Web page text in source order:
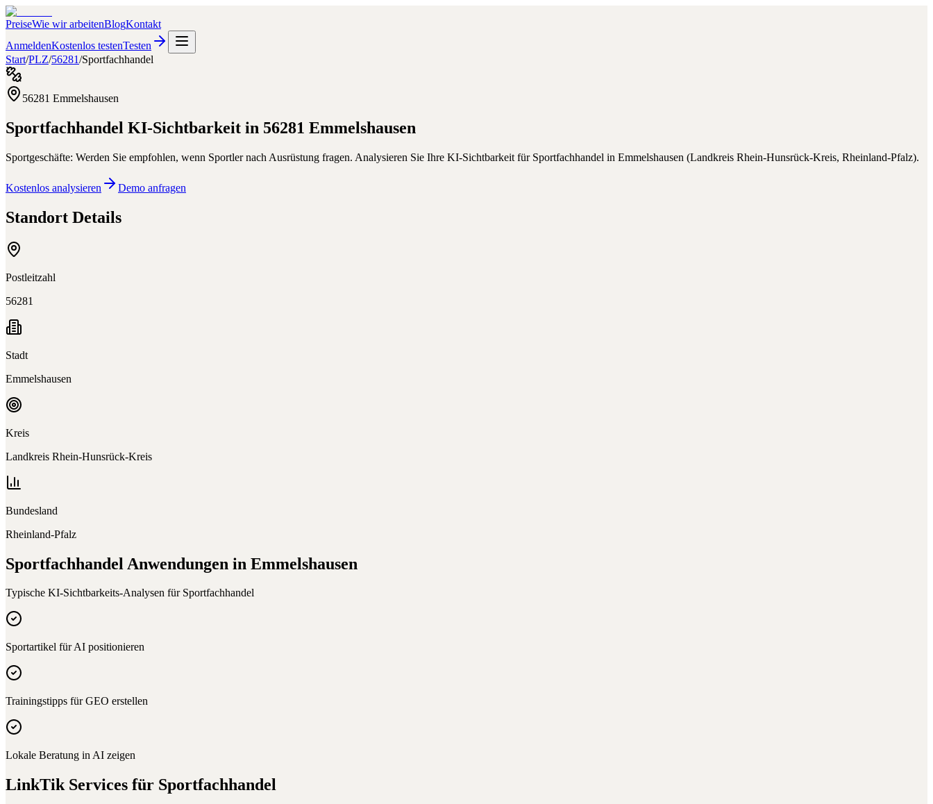
PreiseWie wir arbeitenBlogKontakt
AnmeldenKostenlos testenTesten
Start/PLZ/56281/Sportfachhandel
56281 Emmelshausen
Sportfachhandel KI-Sichtbarkeit in 56281 Emmelshausen
Sportgeschäfte: Werden Sie empfohlen, wenn Sportler nach Ausrüstung fragen. Analysieren Sie Ihre KI-Sichtbarkeit für Sportfachhandel in Emmelshausen (Landkreis Rhein-Hunsrück-Kreis, Rheinland-Pfalz).
Kostenlos analysieren Demo anfragen
Standort Details
Postleitzahl
56281
Stadt
Emmelshausen
Kreis
Landkreis Rhein-Hunsrück-Kreis
Bundesland
Rheinland-Pfalz
Sportfachhandel Anwendungen in Emmelshausen
Typische KI-Sichtbarkeits-Analysen für Sportfachhandel
Sportartikel für AI positionieren
Trainingstipps für GEO erstellen
Lokale Beratung in AI zeigen
LinkTik Services für Sportfachhandel